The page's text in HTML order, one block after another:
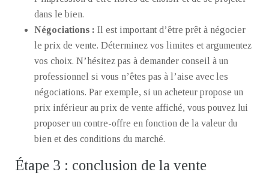
dans le bien.
Négociations : Il est important d’être prêt à négocier
le prix de vente. Déterminez vos limites et argumentez
vos choix. N’hésitez pas à demander conseil à un
professionnel si vous n’êtes pas à l’aise avec les
négociations. Par exemple, si un acheteur propose un
prix inférieur au prix de vente affiché, vous pouvez lui
proposer un contre-offre en fonction de la valeur du
bien et des conditions du marché.
Étape 3 : conclusion de la vente